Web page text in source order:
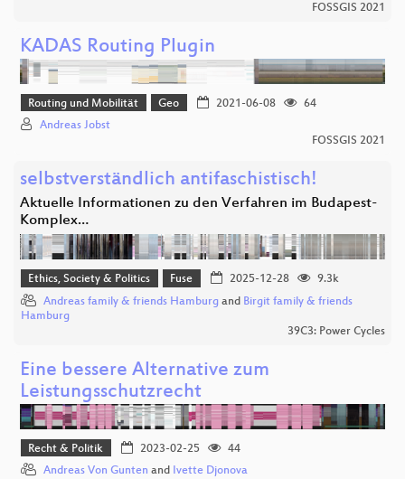
FOSSGIS 2021
KADAS Routing Plugin
Routing und Mobilität Geo 2021-06-08
64
Andreas Jobst
FOSSGIS 2021
selbstverständlich antifaschistisch!
Aktuelle Informationen zu den Verfahren im Budapest-
Komplex…
Ethics, Society & Politics Fuse 2025-12-28
9.3k
Andreas family & friends Hamburg and Birgit family & friends
Hamburg
39C3: Power Cycles
Eine bessere Alternative zum
Leistungsschutzrecht
Recht & Politik 2023-02-25
44
Andreas Von Gunten and Ivette Djonova